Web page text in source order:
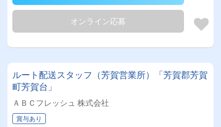
オンライン応募
ルート配送スタッフ（芳賀営業所）「芳賀郡芳賀
町芳賀台」
ＡＢＣフレッシュ 株式会社
賞与あり